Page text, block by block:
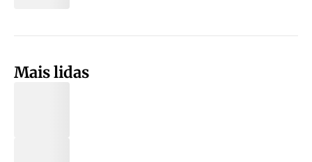
Mais lidas